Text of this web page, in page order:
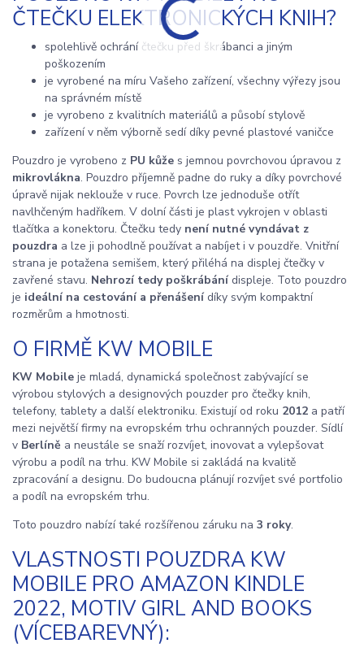
ČTEČKU ELEKTRONICKÝCH KNIH?
spolehlivě ochrání čtečku před škrábanci a jiným
poškozením
je vyrobené na míru Vašeho zařízení, všechny výřezy jsou
na správném místě
je vyrobeno z kvalitních materiálů a působí stylově
zařízení v něm výborně sedí díky pevné plastové vaničce
Pouzdro je vyrobeno z PU kůže s jemnou povrchovou úpravou z
mikrovlákna. Pouzdro příjemně padne do ruky a díky povrchové
úpravě nijak neklouže v ruce. Povrch lze jednoduše otřít
navlhčeným hadříkem. V dolní části je plast vykrojen v oblasti
tlačítka a konektoru. Čtečku tedy není nutné vyndávat z
pouzdra a lze ji pohodlně používat a nabíjet i v pouzdře. Vnitřní
strana je potažena semišem, který přiléhá na displej čtečky v
zavřené stavu. Nehrozí tedy poškrábánídispleje. Toto pouzdro
je ideální na cestování a přenášenídíky svým kompaktní
rozměrům a hmotnosti.
O FIRMĚ KW MOBILE
KW Mobile je mladá, dynamická společnost zabývající se
výrobou stylových a designových pouzder pro čtečky knih,
telefony, tablety a další elektroniku. Existují od roku 2012 a patří
mezi největší firmy na evropském trhu ochranných pouzder. Sídlí
v Berlíně a neustále se snaží rozvíjet, inovovat a vylepšovat
výrobu a podíl na trhu. KW Mobile si zakládá na kvalitě
zpracování a designu. Do budoucna plánují rozvíjet své portfolio
a podíl na evropském trhu.
Toto pouzdro nabízí také rozšířenou záruku na 3 roky.
VLASTNOSTI POUZDRA KW
MOBILE PRO AMAZON KINDLE
2022, MOTIV GIRL AND BOOKS
(VÍCEBAREVNÝ):